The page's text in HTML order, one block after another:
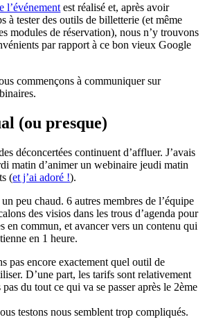
l’événement est réaliséet, après avoir
à tester des outils de billetterie (et même
modules de réservation), nous n’y trouvons
par rapport à ce bon vieux Google
commençons à communiquer sur
(ou presque)
déconcertées continuent d’affluer. J’avais
matin d’animer un webinaire jeudi matin
(et j’ai adoré !).
peu chaud. 6 autres membres de l’équipe
des visios dans les trous d’agenda pour
en commun,et avancer vers un contenu qui
en 1 heure.
pas encore exactement quel outil de
D’une part, les tarifs sont relativement
du tout ce qui va se passer après le 2ème
testons nous semblent trop compliqués.